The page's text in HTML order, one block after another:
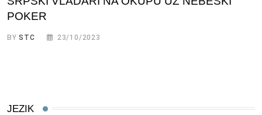
POKER
BYSTC 23/10/2023
JEZIK